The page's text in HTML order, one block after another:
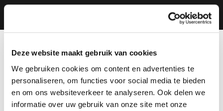
Deze website maakt gebruik van cookies
We gebruiken cookies om content en advertenties te
personaliseren, om functies voor social media te bieden
en om ons websiteverkeer te analyseren. Ook delen we
informatie over uw gebruik van onze site met onze